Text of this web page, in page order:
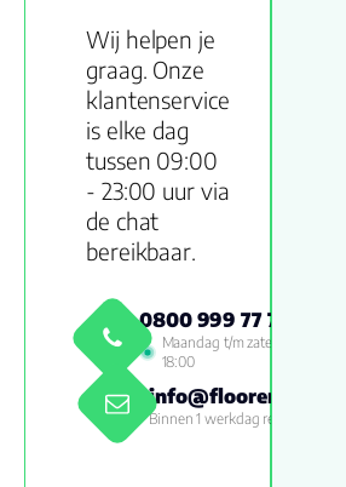
Wij helpen je
graag. Onze
klantenservice
is elke dag
tussen 09:00
- 23:00 uur via
de chat
bereikbaar.
0800 999 77 79
Maandag t/m zaterdag 09:00 -
18:00
info@floorenmore.nl
Binnen 1 werkdag reactie